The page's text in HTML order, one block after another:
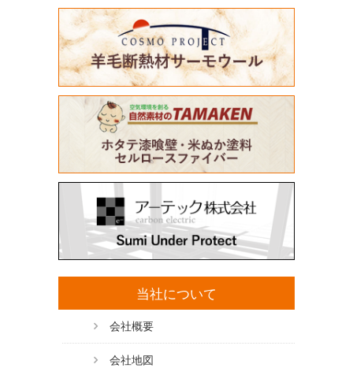
当社について
会社概要
会社地図